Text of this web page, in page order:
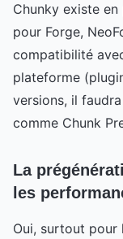
Chunky existe
pour Forge,
compatibilité
plateforme
versions, il
comme Chunk
La
les
Oui, surtout pour